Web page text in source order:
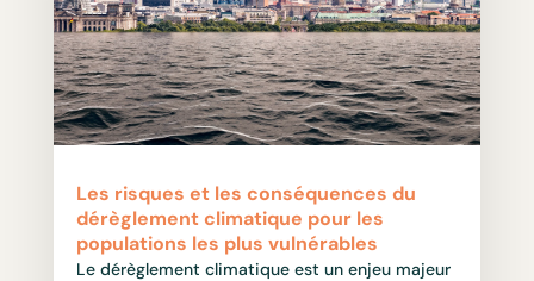
Les risques et les conséquences du
dérèglement climatique pour les
populations les plus vulnérables
Le dérèglement climatique est un enjeu majeur